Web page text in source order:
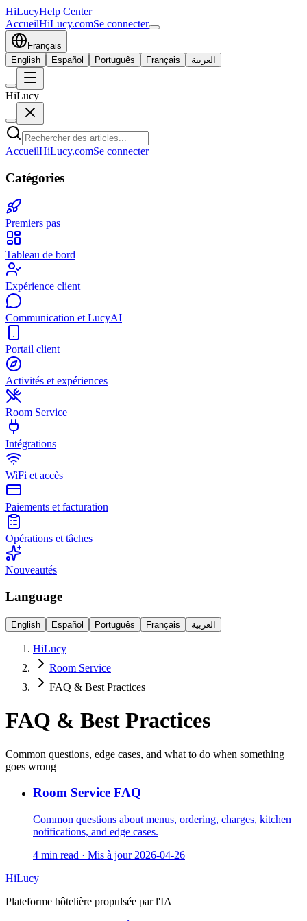
HiLucyHelp Center
AccueilHiLucy.comSe connecter
Français
English
Español Português Français العربية
HiLucy
AccueilHiLucy.comSe connecter
Catégories
Premiers pas
Tableau de bord
Expérience client
Communication et LucyAI
Portail client
Activités et expériences
Room Service
Intégrations
WiFi et accès
Paiements et facturation
Opérations et tâches
Nouveautés
Language
English Español Português Français العربية
HiLucy
Room Service
FAQ & Best Practices
FAQ & Best Practices
Common questions, edge cases, and what to do when something
goes wrong
Room Service FAQ
Common questions about menus, ordering, charges, kitchen
notifications, and edge cases.
4 min read · Mis à jour 2026-04-26
HiLucy
Plateforme hôtelière propulsée par l'IA